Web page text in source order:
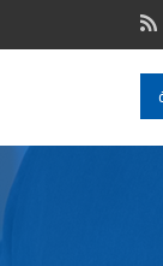
LIST